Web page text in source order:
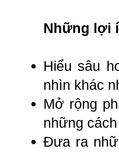
Những lợi
Hiểu sâu
nhìn khác
Mở rộng
những
Đưa ra